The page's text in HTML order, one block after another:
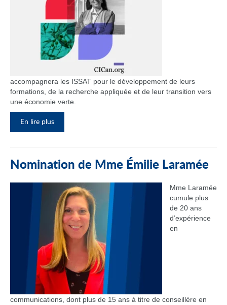
accompagnera les ISSAT pour le développement de leurs
formations, de la recherche appliquée et de leur transition vers
une économie verte.
En lire plus
Nomination de Mme Émilie Laramée
Mme Laramée
cumule plus
de 20 ans
d’expérience
en
communications, dont plus de 15 ans à titre de conseillère en